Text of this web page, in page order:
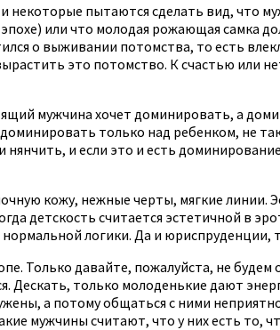
некоторые пытаются сделать вид, что
или что молодая рожающая самка
о выживании потомства, то есть
это потомство. К счастью или
мужчина хочет доминировать, а
только над ребенком, не
и если это и есть
кожу, нежные черты, мягкие линии.
детскость считается эстетичной в
логики. Да и юриспруденции,
Только давайте, пожалуйста, не
Дескать, только молоденькие дают
а потому общаться с ними
мужчины считают, что у них есть то,